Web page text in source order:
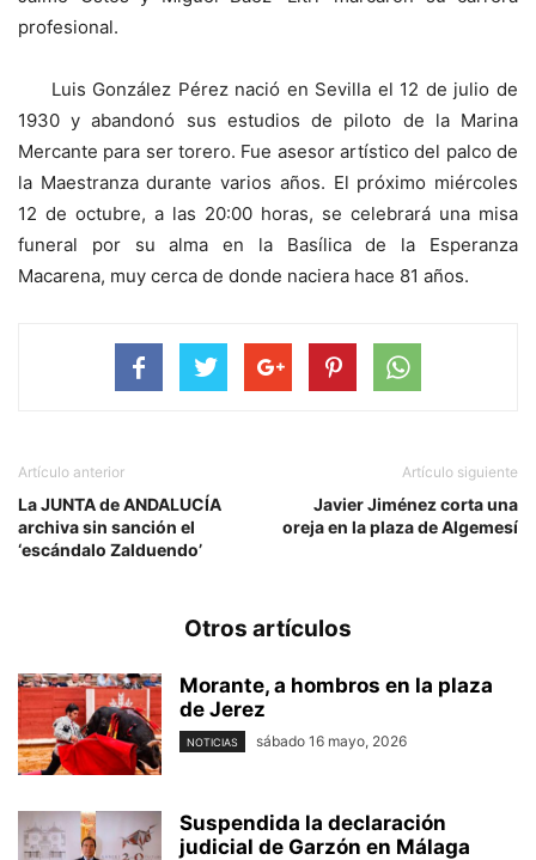
profesional.
Luis González Pérez nació en Sevilla el 12 de julio de
1930 y abandonó sus estudios de piloto de la Marina
Mercante para ser torero. Fue asesor artístico del palco de
la Maestranza durante varios años. El próximo miércoles
12 de octubre, a las 20:00 horas, se celebrará una misa
funeral por su alma en la Basílica de la Esperanza
Macarena, muy cerca de donde naciera hace 81 años.
Artículo anterior
La JUNTA de ANDALUCÍA
archiva sin sanción el
‘escándalo Zalduendo’
Artículo siguiente
Javier Jiménez corta una
oreja en la plaza de Algemesí
Otros artículos
Morante, a hombros en la plaza
de Jerez
NOTICIAS sábado 16 mayo, 2026
Suspendida la declaración
judicial de Garzón en Málaga